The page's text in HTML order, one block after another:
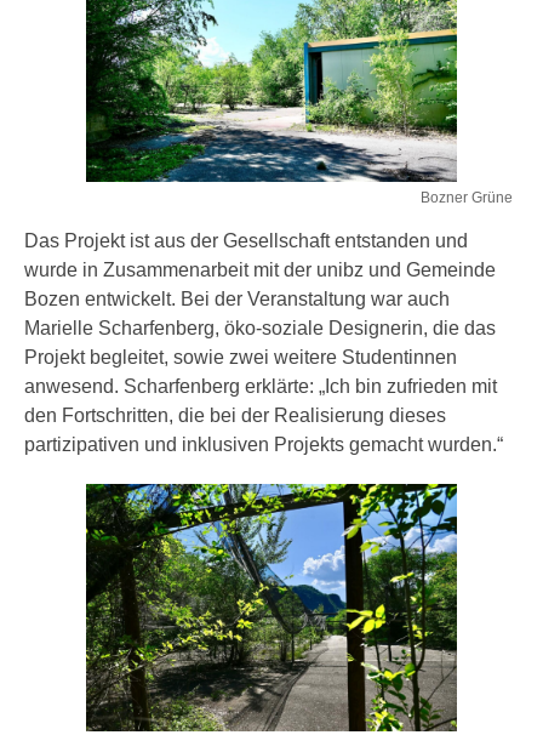
Bozner Grüne
Das Projekt ist aus der Gesellschaft entstanden und
wurde in Zusammenarbeit mit der unibz und Gemeinde
Bozen entwickelt. Bei der Veranstaltung war auch
Marielle Scharfenberg, öko-soziale Designerin, die das
Projekt begleitet, sowie zwei weitere Studentinnen
anwesend. Scharfenberg erklärte: „Ich bin zufrieden mit
den Fortschritten, die bei der Realisierung dieses
partizipativen und inklusiven Projekts gemacht wurden.“